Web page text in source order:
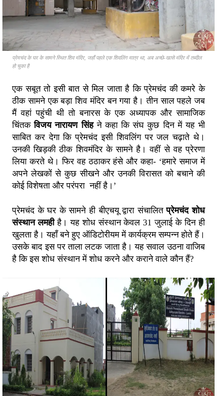
प्रेमचंद के घर के सामने स्थित शिव मंदिर, जहाँ पहले एक शिवलिंग मात्र था, अब अच्छे-खासे मंदिर में तब्दील
हो चुका है
एक सबूत तो इसी बात से मिल जाता है कि प्रेमचंद की कमरे के
ठीक सामने एक बड़ा शिव मंदिर बन गया है। तीन साल पहले जब
मैं वहां पहुंची थी तो बनारस के एक अध्यापक और सामाजिक
चिंतकविजय नारायण सिंहने कहा कि संघ कुछ दिन में यह भी
साबित कर देगा कि प्रेमचंद इसी शिवलिंग पर जल चढ़ाते थे।
उनकी खिड़की ठीक शिवमंदिर के सामने है। वहीं से वह प्रेरणा
लिया करते थे। फिर वह ठठाकर हंसे और कहा- ‘हमारे समाज में
अपने लेखकों से कुछ सीखने और उनकी विरासत को बचाने की
कोई विशेषता और परंपरा नहीं है।’
प्रेमचंद के घर के सामने ही बीएचयू द्वारा संचालितप्रेमचंद शोध
संस्थान लमहीहै। यह शोध संस्थान केवल 31 जुलाई के दिन ही
खुलता है। यहाँ बने हुए ऑडिटोरीयम में कार्यक्रम सम्पन्न होते हैं।
उसके बाद इस पर ताला लटक जाता है। यह सवाल उठना वाजिब
है कि इस शोध संस्थान में शोध करने और कराने वाले कौन हैं?